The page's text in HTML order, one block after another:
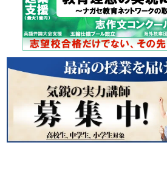
個
高3
受
く